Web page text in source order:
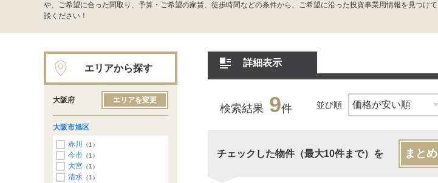
や、ご希望に合った間取り、予算・ご希望の家賃、徒歩時間などの条件から、ご希望に沿った投資事業用情報を見つ
談ください！
詳細表示
検索結果 9件 並び順
チェックした物件（最大10件まで）を まと
エリアから探す
大阪府 エリアを変更
大阪市旭区
赤川
（1）
今市 （1）
大宮 （1）
清水 （1）